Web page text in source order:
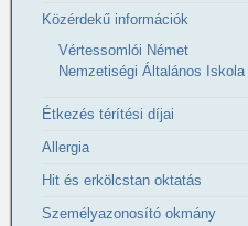
Közérdekű információk
Vértessomlói Német
Nemzetiségi Általános Iskola
Étkezés térítési díjai
Allergia
Hit és erkölcstan oktatás
Személyazonosító okmány